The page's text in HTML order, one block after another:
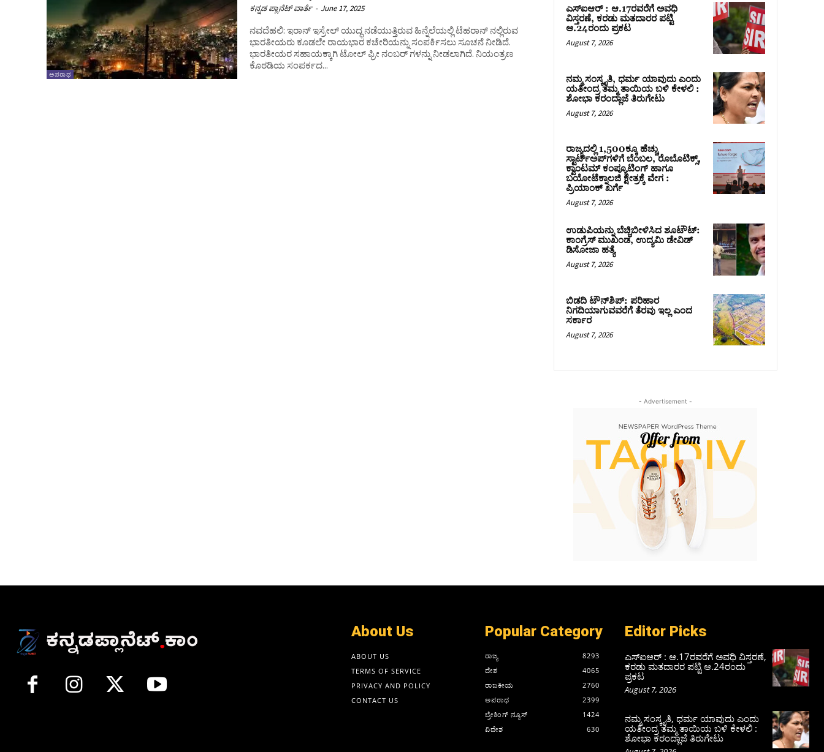
ಅಪರಾಧ
ಕನ್ನಡ ಪ್ಲಾನೆಟ್ ವಾರ್ತೆ - June 17, 2025
ನವದೆಹಲಿ: ಇರಾನ್‌ ಇಸ್ರೇಲ್‌ ಯುದ್ಧ ನಡೆಯುತ್ತಿರುವ ಹಿನ್ನೆಲೆಯಲ್ಲಿ ಟೆಹರಾನ್‌ ನಲ್ಲಿರುವ
ಭಾರತೀಯರು ಕೂಡಲೇ ರಾಯಭಾರ ಕಚೇರಿಯನ್ನು ಸಂಪರ್ಕಿಸಲು ಸೂಚನೆ ನೀಡಿದೆ.
ಭಾರತೀಯರ ಸಹಾಯಕ್ಕಾಗಿ ಟೋಲ್ ಫ್ರೀ ನಂಬರ್‌ ಗಳನ್ನು ನೀಡಲಾಗಿದೆ. ನಿಯಂತ್ರಣ
ಕೊಠಡಿಯ ಸಂಪರ್ಕದ...
ಎಸ್‌ಐಆರ್‌ : ಆ.17ರವರೆಗೆ ಅವಧಿ
ವಿಸ್ತರಣೆ, ಕರಡು ಮತದಾರರ ಪಟ್ಟಿ
ಆ.24ರಂದು ಪ್ರಕಟ
August 7, 2026
ನಮ್ಮ ಸಂಸ್ಕೃತಿ, ಧರ್ಮ ಯಾವುದು ಎಂದು
ಯತೀಂದ್ರ ತಮ್ಮ ತಾಯಿಯ ಬಳಿ ಕೇಳಲಿ :
ಶೋಭಾ ಕರಂದ್ಲಾಜೆ ತಿರುಗೇಟು
August 7, 2026
ರಾಜ್ಯದಲ್ಲಿ 1,500ಕ್ಕೂ ಹೆಚ್ಚು
ಸ್ಟಾರ್ಟ್‌ಅಪ್‌ಗಳಿಗೆ ಬೆಂಬಲ, ರೊಬೊಟಿಕ್ಸ್,
ಕ್ವಾಂಟಮ್ ಕಂಪ್ಯೂಟಿಂಗ್ ಹಾಗೂ
ಬಯೋಟೆಕ್ನಾಲಜಿ ಕ್ಷೇತ್ರಕ್ಕೆ ವೇಗ :
ಪ್ರಿಯಾಂಕ್‌ ಖರ್ಗೆ
August 7, 2026
ಉಡುಪಿಯನ್ನು ಬೆಚ್ಚಿಬೀಳಿಸಿದ ಶೂಟೌಟ್‌:
ಕಾಂಗ್ರೆಸ್‌ ಮುಖಂಡ, ಉದ್ಯಮಿ ಡೇವಿಡ್
ಡಿಸೋಜಾ ಹತ್ಯೆ
August 7, 2026
ಬಿಡದಿ ಟೌನ್‌ಶಿಪ್‌: ಪರಿಹಾರ
ನಿಗದಿಯಾಗುವವರೆಗೆ ತೆರವು ಇಲ್ಲ ಎಂದ
ಸರ್ಕಾರ
August 7, 2026
- Advertisement -
About Us
ABOUT US
TERMS OF SERVICE
PRIVACY AND POLICY
CONTACT US
Popular Category
ರಾಜ್ಯ
8293
ದೇಶ
4065
ರಾಜಕೀಯ
2760
ಅಪರಾಧ
2399
ಬ್ರೇಕಿಂಗ್ ನ್ಯೂಸ್
1424
ವಿದೇಶ
630
Editor Picks
ಎಸ್‌ಐಆರ್‌ : ಆ.17ರವರೆಗೆ ಅವಧಿ ವಿಸ್ತರಣೆ,
ಕರಡು ಮತದಾರರ ಪಟ್ಟಿ ಆ.24ರಂದು
ಪ್ರಕಟ
August 7, 2026
ನಮ್ಮ ಸಂಸ್ಕೃತಿ, ಧರ್ಮ ಯಾವುದು ಎಂದು
ಯತೀಂದ್ರ ತಮ್ಮ ತಾಯಿಯ ಬಳಿ ಕೇಳಲಿ :
ಶೋಭಾ ಕರಂದ್ಲಾಜೆ ತಿರುಗೇಟು